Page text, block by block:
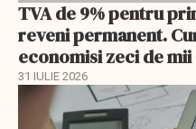
TVA de 9% pentru
reveni permanent.
economisi zeci de mii
31 IULIE 2026